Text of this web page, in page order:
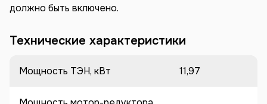
должно быть включено.
Технические характеристики
Мощность ТЭН, кВт 11,97